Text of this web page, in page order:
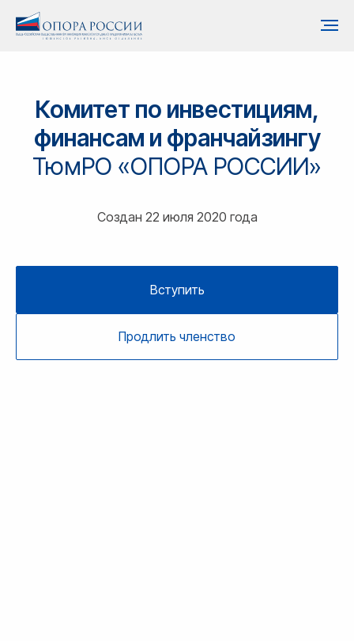
Комитет по инвестициям,
финансам и франчайзингу
ТюмРО «ОПОРА РОССИИ»
Создан 22 июля 2020 года
Вступить
Продлить членство